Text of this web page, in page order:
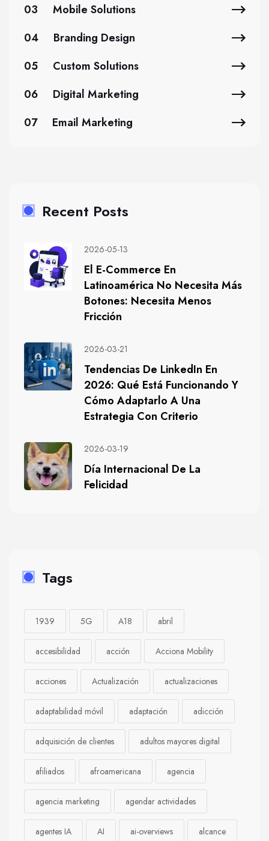
03
Mobile Solutions
04
Branding Design
05
Custom Solutions
06
Digital Marketing
07
Email Marketing
Recent Posts
2026-05-13
El E-Commerce En
Latinoamérica No Necesita Más
Botones: Necesita Menos
Fricción
2026-03-21
Tendencias De LinkedIn En
2026: Qué Está Funcionando Y
Cómo Adaptarlo A Una
Estrategia Con Criterio
2026-03-19
Día Internacional De La
Felicidad
Tags
1939 5G A18 abril
accesibilidad acción Acciona Mobility
acciones Actualización actualizaciones
adaptabilidad móvil adaptación adicción
adquisición de clientes adultos mayores digital
afiliados afroamericana agencia
agencia marketing agendar actividades
agentes IA AI ai-overviews alcance